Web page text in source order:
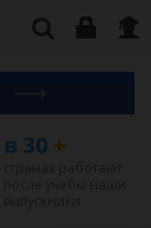
в 30+